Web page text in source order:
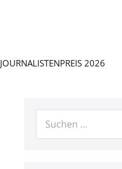
JOURNALISTENPREIS 2026
Suche